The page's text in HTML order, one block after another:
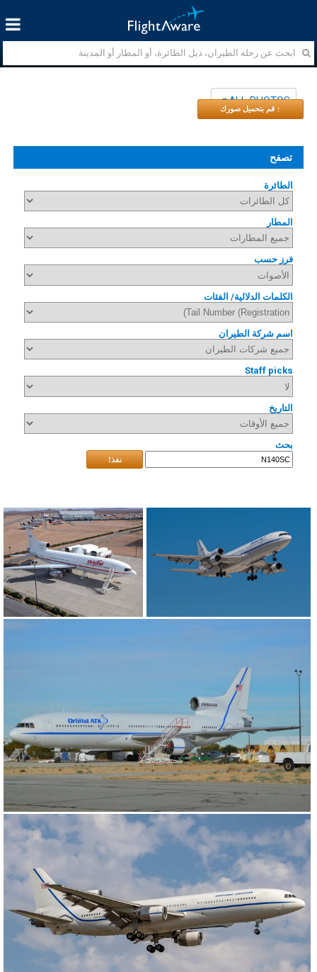
ALL PHOTOS
↑ قم بتحميل صورك
تصفح
الطائرة
المطار
فرز حسب
الكلمات الدلالية/ الفئات
اسم شركة الطيران
Staff picks
التاريخ
بحث
نفذ!